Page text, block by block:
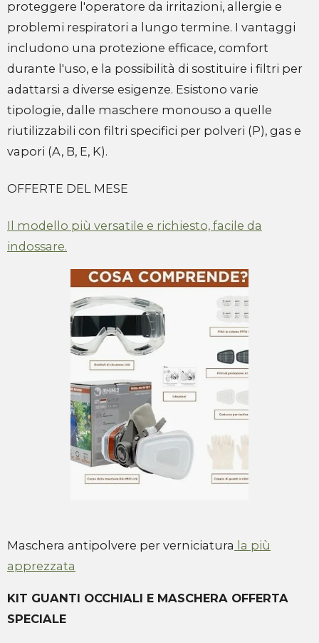
proteggere l'operatore da irritazioni, allergie e
problemi respiratori a lungo termine. I vantaggi
includono una protezione efficace, comfort
durante l'uso, e la possibilità di sostituire i filtri per
adattarsi a diverse esigenze. Esistono varie
tipologie, dalle maschere monouso a quelle
riutilizzabili con filtri specifici per polveri (P), gas e
vapori (A, B, E, K).
OFFERTE DEL MESE
Il modello più versatile e richiesto, facile da
indossare.
Maschera antipolvere per verniciatura la più
apprezzata
KIT GUANTI OCCHIALI E MASCHERA OFFERTA
SPECIALE